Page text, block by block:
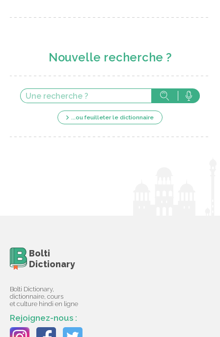
Nouvelle recherche ?
...ou feuilleter le dictionnaire
Bolti
Dictionary
Bolti Dictionary,
dictionnaire, cours
et culture hindi en ligne
Rejoignez-nous :